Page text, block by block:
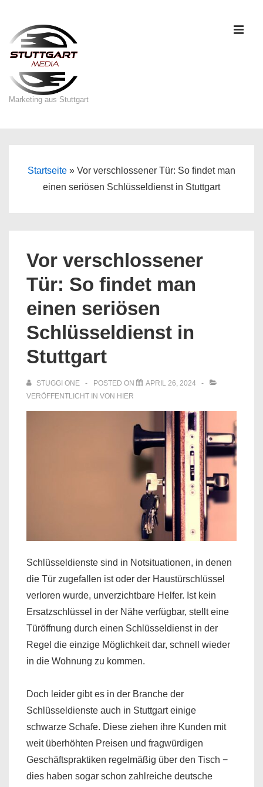
Inhalt
Marketing aus Stuttgart
Startseite » Vor verschlossener Tür: So findet man
einen seriösen Schlüsseldienst in Stuttgart
Vor verschlossener
Tür: So findet man
einen seriösen
Schlüsseldienst in
Stuttgart
STUGGI ONE POSTED ON
APRIL 26, 2024
VERÖFFENTLICHT IN VON HIER
Schlüsseldienste sind in Notsituationen, in denen
die Tür zugefallen ist oder der Haustürschlüssel
verloren wurde, unverzichtbare Helfer. Ist kein
Ersatzschlüssel in der Nähe verfügbar, stellt eine
Türöffnung durch einen Schlüsseldienst in der
Regel die einzige Möglichkeit dar, schnell wieder
in die Wohnung zu kommen.
Doch leider gibt es in der Branche der
Schlüsseldienste auch in Stuttgart einige
schwarze Schafe. Diese ziehen ihre Kunden mit
weit überhöhten Preisen und fragwürdigen
Geschäftspraktiken regelmäßig über den Tisch −
dies haben sogar schon zahlreiche deutsche